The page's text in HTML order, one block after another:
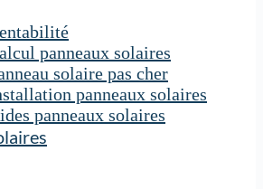
panneaux solaires
solaire pas cher
panneaux solaires
panneaux solaires